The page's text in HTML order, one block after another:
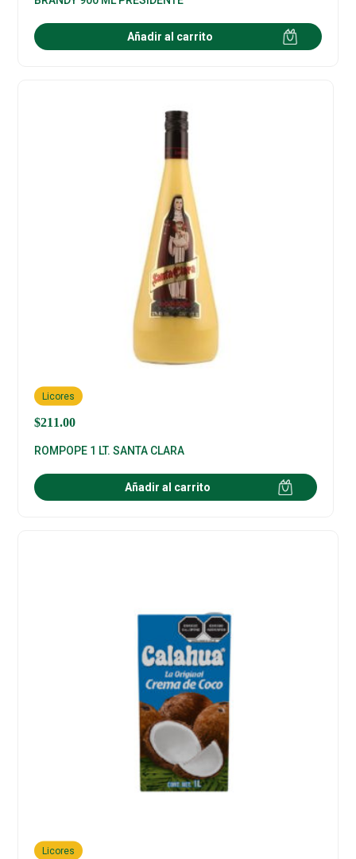
Añadir al carrito
$211.00
Licores
ROMPOPE 1 LT. SANTA CLARA
Añadir al carrito
Licores